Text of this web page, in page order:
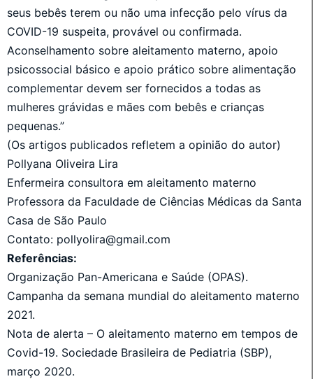
seus bebês terem ou não uma infecção pelo vírus da
COVID-19 suspeita, provável ou confirmada.
Aconselhamento sobre aleitamento materno, apoio
psicossocial básico e apoio prático sobre alimentação
complementar devem ser fornecidos a todas as
mulheres grávidas e mães com bebês e crianças
pequenas.”
(Os artigos publicados refletem a opinião do autor)
Pollyana Oliveira Lira
Enfermeira consultora em aleitamento materno
Professora da Faculdade de Ciências Médicas da Santa
Casa de São Paulo
Contato: pollyolira@gmail.com
Referências:
Organização Pan-Americana e Saúde (OPAS).
Campanha da semana mundial do aleitamento materno
2021.
Nota de alerta – O aleitamento materno em tempos de
Covid-19. Sociedade Brasileira de Pediatria (SBP),
março 2020.